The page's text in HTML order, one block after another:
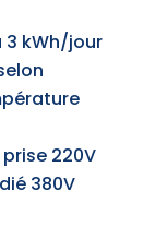
3 kWh/jour
220V
380V